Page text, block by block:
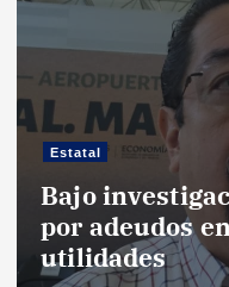
Estatal
Bajo
por adeudos
utilidades